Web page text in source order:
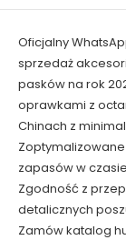
Oficjalny
sprzedaż
pasków na rok
oprawkami z
Chinach z
zapasów w
Zgodność z
detalicznych
Zamów katalog